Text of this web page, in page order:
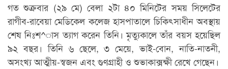
গত শুক্রবার (২৯ মে) বেলা ২টা ৪০ মিনিটের সময় সিলেটের
রাগীব-রাবেয়া মেডিকেল কলেজ হাসপাতালে চিকিৎসাধীন অবস্থায়
শেষ নিঃশ^াস ত্যাগ করেন তিনি। মৃত্যুকালে তাঁর বয়স হয়েছিল
৯২ বছর। তিনি ৬ ছেলে, ৩ মেয়ে, ভাই-বোন, নাতি-নাতনী,
অসংখ্য আত্মীয়-স্বজন এবং গুণগ্রাহী ও শুভাকাক্সক্ষী রেখে গেছেন।